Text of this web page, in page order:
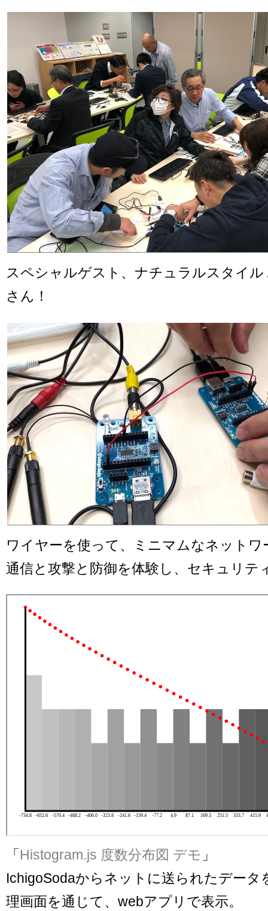
スペシャルゲスト、ナチュラルスタイル
さん！
ワイヤーを使って、ミニマムなネットワ
通信と攻撃と防御を体験し、セキュリテ
「Histogram.js 度数分布図 デモ 」
IchigoSodaからネットに送られたデータ
理画面を通じて、webアプリで表示。